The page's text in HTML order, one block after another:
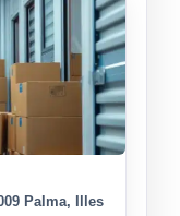
Palma, Illes